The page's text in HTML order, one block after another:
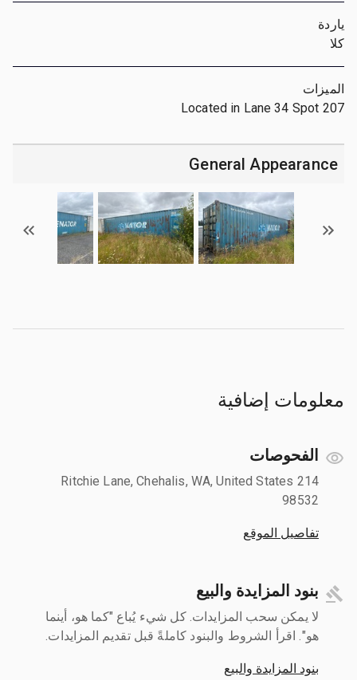
ياردة
كلا
الميزات
Located in Lane 34 Spot 207
General Appearance
معلومات إضافية
الفحوصات
214 Ritchie Lane, Chehalis, WA, United States
98532
تفاصيل الموقع
بنود المزايدة والبيع
لا يمكن سحب المزايدات. كل شيء يُباع "كما هو، أينما
هو". اقرأ الشروط والبنود كاملةً قبل تقديم المزايدات.
بنود المزايدة والبيع